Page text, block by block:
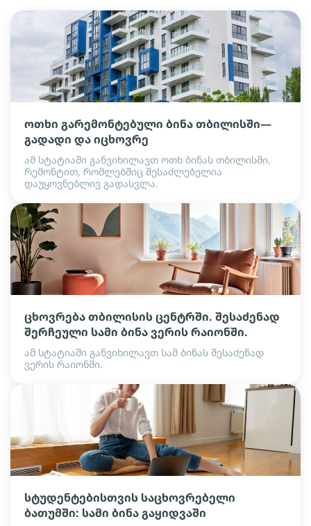
ოთხი გარემონტებული ბინა თბილისში—
გადადი და იცხოვრე
ამ სტატიაში განვიხილავთ ოთხ ბინას თბილისში,
რემონტით, რომლებშიც შესაძლებელია
დაუყოვნებლივ გადასვლა.
ცხოვრება თბილისის ცენტრში. შესაძენად
შერჩეული სამი ბინა ვერის რაიონში.
ამ სტატიაში განვიხილავთ სამ ბინას შესაძენად
ვერის რაიონში.
სტუდენტებისთვის საცხოვრებელი
ბათუმში: სამი ბინა გაყიდვაში